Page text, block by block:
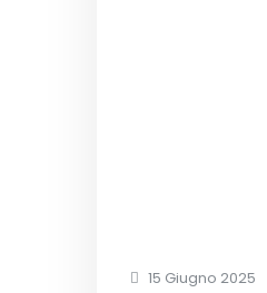
15 Giugno 2025